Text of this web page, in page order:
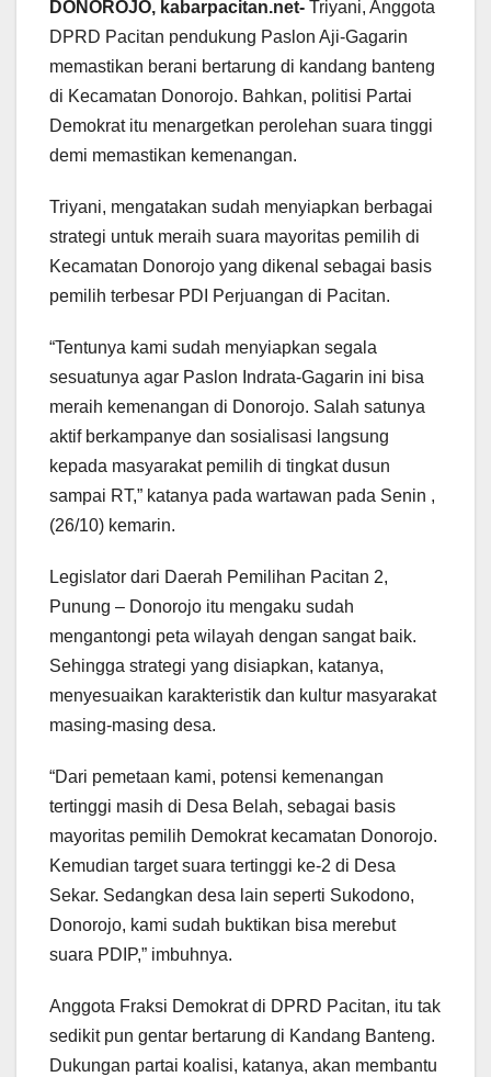
DONOROJO, kabarpacitan.net- Triyani, Anggota
DPRD Pacitan pendukung Paslon Aji-Gagarin
memastikan berani bertarung di kandang banteng
di Kecamatan Donorojo. Bahkan, politisi Partai
Demokrat itu menargetkan perolehan suara tinggi
demi memastikan kemenangan.
Triyani, mengatakan sudah menyiapkan berbagai
strategi untuk meraih suara mayoritas pemilih di
Kecamatan Donorojo yang dikenal sebagai basis
pemilih terbesar PDI Perjuangan di Pacitan.
“Tentunya kami sudah menyiapkan segala
sesuatunya agar Paslon Indrata-Gagarin ini bisa
meraih kemenangan di Donorojo. Salah satunya
aktif berkampanye dan sosialisasi langsung
kepada masyarakat pemilih di tingkat dusun
sampai RT,” katanya pada wartawan pada Senin ,
(26/10) kemarin.
Legislator dari Daerah Pemilihan Pacitan 2,
Punung – Donorojo itu mengaku sudah
mengantongi peta wilayah dengan sangat baik.
Sehingga strategi yang disiapkan, katanya,
menyesuaikan karakteristik dan kultur masyarakat
masing-masing desa.
“Dari pemetaan kami, potensi kemenangan
tertinggi masih di Desa Belah, sebagai basis
mayoritas pemilih Demokrat kecamatan Donorojo.
Kemudian target suara tertinggi ke-2 di Desa
Sekar. Sedangkan desa lain seperti Sukodono,
Donorojo, kami sudah buktikan bisa merebut
suara PDIP,” imbuhnya.
Anggota Fraksi Demokrat di DPRD Pacitan, itu tak
sedikit pun gentar bertarung di Kandang Banteng.
Dukungan partai koalisi, katanya, akan membantu